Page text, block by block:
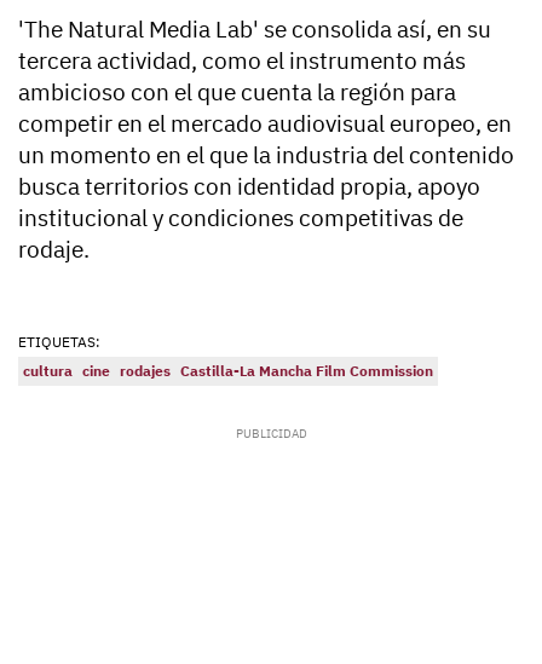
'The Natural Media Lab' se consolida así, en su
tercera actividad, como el instrumento más
ambicioso con el que cuenta la región para
competir en el mercado audiovisual europeo, en
un momento en el que la industria del contenido
busca territorios con identidad propia, apoyo
institucional y condiciones competitivas de
rodaje.
ETIQUETAS:
cultura cine rodajes Castilla-La Mancha Film Commission